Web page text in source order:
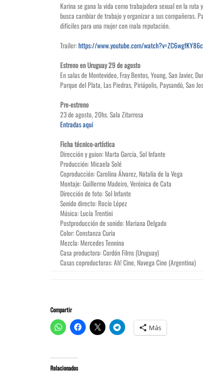
Karina se gana la vida como trabajadora sexual en la
busca cambiar de trabajo y organizar a sus compañeras.
difíciles para una mujer con mala reputación.
Trailer:https://www.youtube.com/watch?v=ZC6wgfKY86c
Estreno en Uruguay29 de agosto
En salas de Montevideo, Fray Bentos, Young, San Javier,
Parque del Plata, Las Piedras, Piriápolis, Paysandú, San
Pre-estreno
23 de agosto, 20hs. Sala Zitarrosa
Entradas aquí
Ficha técnico-artística
Dirección y guion: Marta García, Sol Infante
Producción: Micaela Solé
Coproducción: Carolina Álvarez, Natalia de la Vega
Montaje: Guillermo Madeiro, Verónica de Cata
Dirección de foto: Sol Infante
Sonido directo: Rocío López
Música: Lucía Trentini
Postproducción de sonido: Mariana Delgado
Color: Constanza Curia
Mezcla: Mercedes Tennina
Casa productora: Cordón Films (Uruguay)
Casas coproductoras: Ah! Cine, Navega Cine (Argentina)
Compartir
Más
Relacionados